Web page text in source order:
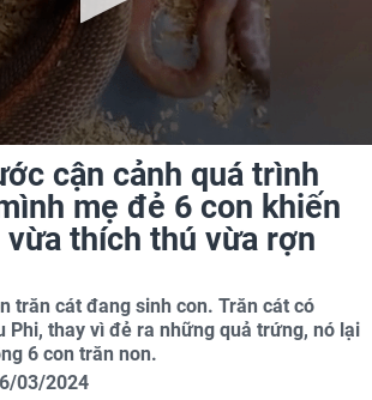
cận cảnh quá trình
mẹ đẻ 6 con khiến
thích thú vừa rợn
trăn cát đang sinh con. Trăn cát có
Phi, thay vì đẻ ra những quả trứng, nó lại
6 con trăn non.
03/2024